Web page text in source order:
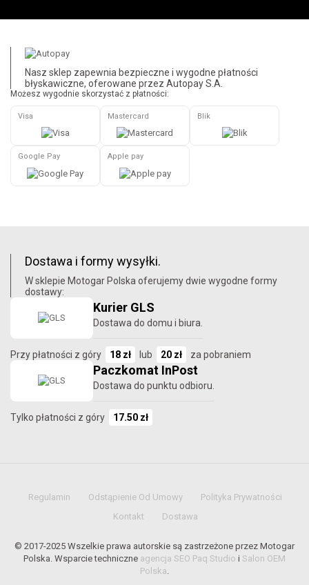
Nasz sklep zapewnia bezpieczne i wygodne płatności
błyskawiczne, oferowane przez Autopay S.A.
Możesz wygodnie skorzystać z płatności:
Visa Mastercard Blik
Google Pay Apple pay
Dostawa i formy wysyłki.
W sklepie Motogar Polska oferujemy dwie wygodne formy
dostawy:
Kurier GLS
Dostawa do domu i biura.
Przy płatności z góry 18 zł lub 20 zł za pobraniem
Paczkomat InPost
Dostawa do punktu odbioru.
Tylko płatności z góry 17.50 zł
Regulamin Odstąpienie Od Umowy
Polityka Prywatności
Kontakt
Dostawa
© 2017-2025 Wszelkie prawa autorskie są zastrzeżone przez Motogar
Polska. Wsparcie techniczne agencja SEO Paq Studio i Salon OEM
Polska